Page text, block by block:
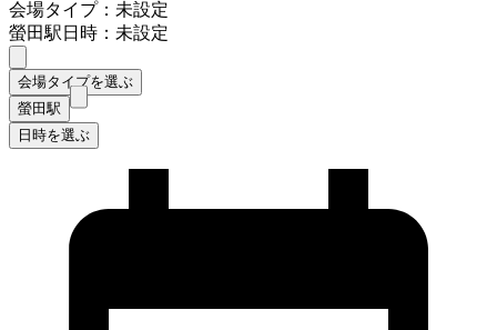
会場タイプ：未設定
螢田駅日時：未設定
会場タイプを選ぶ
螢田駅
日時を選ぶ